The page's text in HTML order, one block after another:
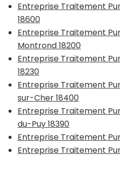
Entreprise Traitement
18600
Entreprise Traitement
Montrond 18200
Entreprise Traitement
18230
Entreprise Traitement
sur-Cher 18400
Entreprise Traitement
du-Puy 18390
Entreprise Traitement
Entreprise Traitement